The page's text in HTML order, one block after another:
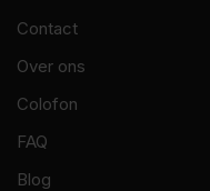
Contact
Over ons
Colofon
FAQ
Blog